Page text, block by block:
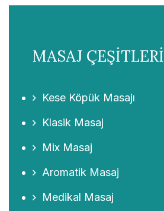
MASAJ ÇEŞİTLERİ
Kese Köpük Masajı
Klasik Masaj
Mix Masaj
Aromatik Masaj
Medikal Masaj